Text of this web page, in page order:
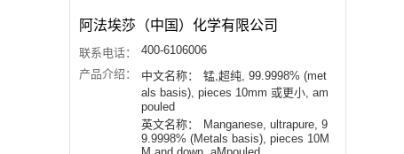
阿法埃莎（中国）化学有限公司
联系电话：
400-6106006
产品介绍：
中文名称：
锰,超纯, 99.9998% (met
als basis), pieces 10mm 或更小, am
pouled
英文名称：
Manganese, ultrapure, 9
9.9998% (Metals basis), pieces 10M